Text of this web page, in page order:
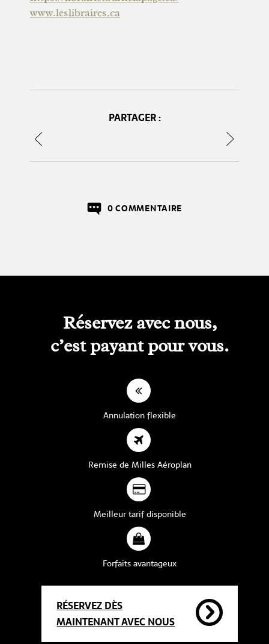
www.leslibraires.ca
PARTAGER :
0 COMMENTAIRE
Réservez avec nous,
c’est payant pour vous.
Annulation flexible
Remise de Milles Aéroplan
Meilleur tarif disponible
Forfaits avantageux
RÉSERVEZ DÈS
MAINTENANT AVEC NOUS